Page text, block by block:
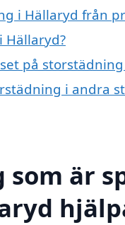
i Hällaryd från
Hällaryd?
på
i andra
är